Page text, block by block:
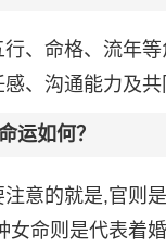
、命格、流年
、沟通能力及共
运如何？
意的就是,官则
女命则是代表着